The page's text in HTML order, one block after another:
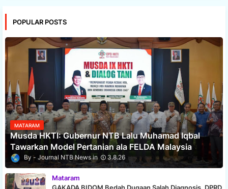
POPULAR POSTS
MATARAM
Musda HKTI: Gubernur NTB Lalu Muhamad Iqbal
Tawarkan Model Pertanian ala FELDA Malaysia
Journal NTB News 3.8.26
Mataram